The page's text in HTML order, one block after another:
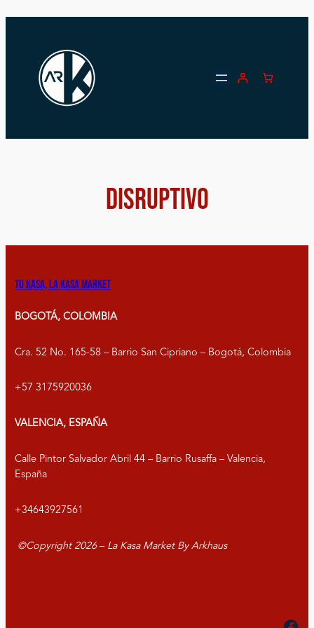
DISRUPTIVO
Tu kasa, la kasa market
BOGOTÁ, COLOMBIA
Cra. 52 No. 165-58 – Barrio San Cipriano – Bogotá, Colombia
+57 3175920036
VALENCIA, ESPAÑA
Calle Pintor Salvador Abril 44 – Barrio Rusaffa – Valencia,
España
+34643927561
©Copyright2026 – La Kasa Market By Arkhaus